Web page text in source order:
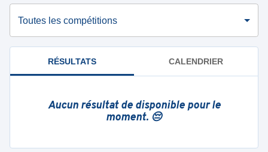
Toutes les compétitions
RÉSULTATS CALENDRIER
Aucun résultat de disponible pour le
moment. 😔